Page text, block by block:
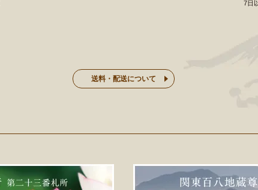
送料・配送について
7日